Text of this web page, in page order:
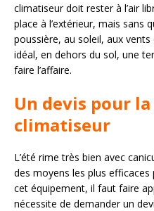
climatiseur doit rester à l’air
place à l’extérieur, mais sans
poussière, au soleil, aux
idéal, en dehors du sol, une
faire l’affaire.
Un devis pour la
climatiseur
L’été rime très bien avec
des moyens les plus
cet équipement, il faut faire
nécessite de demander un